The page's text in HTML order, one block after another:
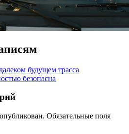
будущем трасса
безопасна
Обязательные поля